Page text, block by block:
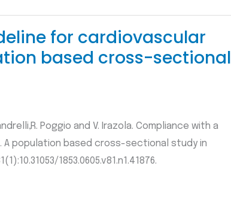
for cardiovascular
based cross-sectional
Poggio and V. Irazola. Compliance with a
A population based cross-sectional study in
1853.0605.v81.n1.41876.